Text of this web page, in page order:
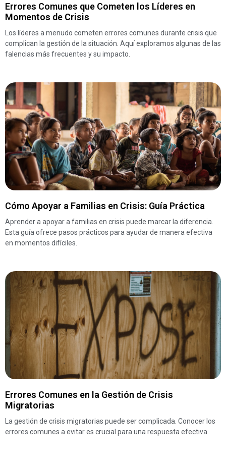
Errores Comunes que Cometen los Líderes en
Momentos de Crisis
Los líderes a menudo cometen errores comunes durante crisis que
complican la gestión de la situación. Aquí exploramos algunas de las
falencias más frecuentes y su impacto.
Cómo Apoyar a Familias en Crisis: Guía Práctica
Aprender a apoyar a familias en crisis puede marcar la diferencia.
Esta guía ofrece pasos prácticos para ayudar de manera efectiva
en momentos difíciles.
Errores Comunes en la Gestión de Crisis
Migratorias
La gestión de crisis migratorias puede ser complicada. Conocer los
errores comunes a evitar es crucial para una respuesta efectiva.